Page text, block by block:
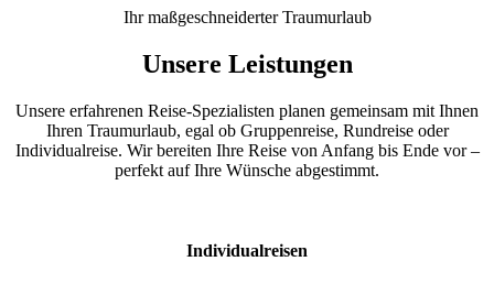
Ihr maßgeschneiderter Traumurlaub
Unsere Leistungen
Unsere erfahrenen Reise-Spezialisten planen gemeinsam mit Ihnen
Ihren Traumurlaub, egal ob Gruppenreise, Rundreise oder
Individualreise. Wir bereiten Ihre Reise von Anfang bis Ende vor –
perfekt auf Ihre Wünsche abgestimmt.
Individualreisen